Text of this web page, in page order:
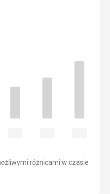
różnicami w czasie